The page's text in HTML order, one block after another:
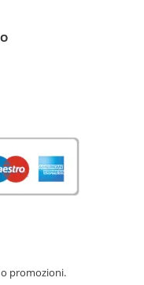
promozioni.